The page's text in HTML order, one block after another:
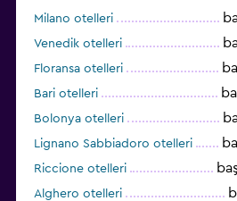
Milano otelleri
Venedik otelleri
Floransa otelleri
Bari otelleri
Bolonya otelleri
Lignano Sabbiadoro otelleri
Riccione otelleri
Alghero otelleri